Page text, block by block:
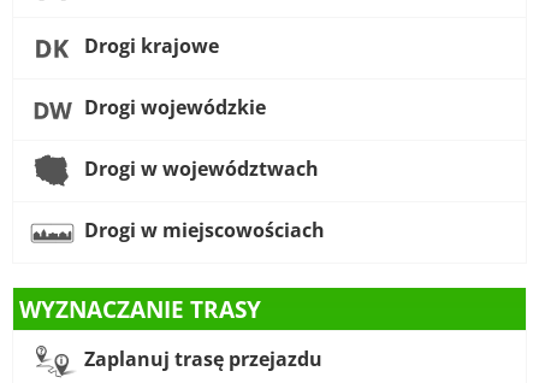
Drogi krajowe
Drogi wojewódzkie
Drogi w województwach
Drogi w miejscowościach
WYZNACZANIE TRASY
Zaplanuj trasę przejazdu